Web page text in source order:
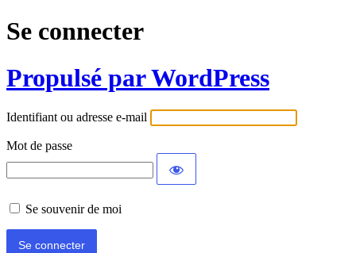
Se connecter
Propulsé par WordPress
Identifiant ou adresse e-mail
Mot de passe
Se souvenir de moi